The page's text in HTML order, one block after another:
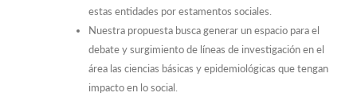
estas entidades por estamentos sociales.
Nuestra propuesta busca generar un espacio para el
debate y surgimiento de líneas de investigación en el
área las ciencias básicas y epidemiológicas que tengan
impacto en lo social.